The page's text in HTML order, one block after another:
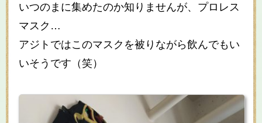
いつのまに集めたのか知りませんが、プロレス
マスク…
アジトではこのマスクを被りながら飲んでもい
いそうです（笑）